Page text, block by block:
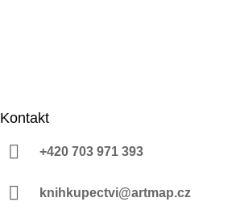
Kontakt
+420 703 971 393
knihkupectvi@artmap.cz